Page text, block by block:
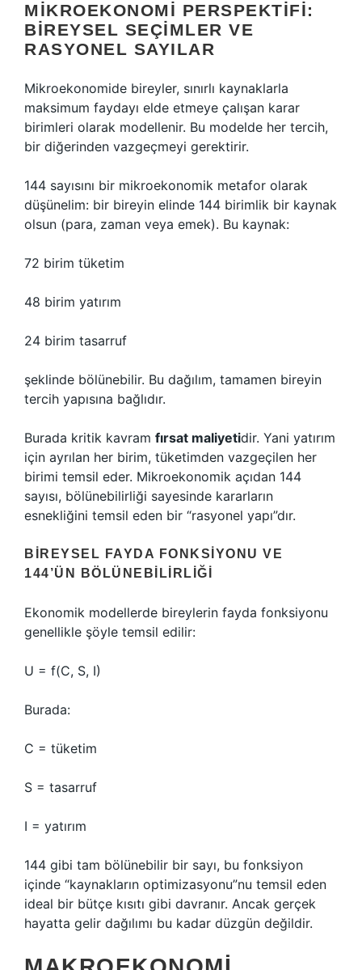
MIKROEKONOMI PERSPEKTIFI:
BIREYSEL SEÇIMLER VE
RASYONEL SAYILAR
Mikroekonomide bireyler, sınırlı kaynaklarla
maksimum faydayı elde etmeye çalışan karar
birimleri olarak modellenir. Bu modelde her tercih,
bir diğerinden vazgeçmeyi gerektirir.
144 sayısını bir mikroekonomik metafor olarak
düşünelim: bir bireyin elinde 144 birimlik bir kaynak
olsun (para, zaman veya emek). Bu kaynak:
72 birim tüketim
48 birim yatırım
24 birim tasarruf
şeklinde bölünebilir. Bu dağılım, tamamen bireyin
tercih yapısına bağlıdır.
Burada kritik kavram fırsat maliyetidir. Yani yatırım
için ayrılan her birim, tüketimden vazgeçilen her
birimi temsil eder. Mikroekonomik açıdan 144
sayısı, bölünebilirliği sayesinde kararların
esnekliğini temsil eden bir “rasyonel yapı”dır.
BIREYSEL FAYDA FONKSIYONU VE
144’ÜN BÖLÜNEBILIRLIĞI
Ekonomik modellerde bireylerin fayda fonksiyonu
genellikle şöyle temsil edilir:
U = f(C, S, I)
Burada:
C = tüketim
S = tasarruf
I = yatırım
144 gibi tam bölünebilir bir sayı, bu fonksiyon
içinde “kaynakların optimizasyonu”nu temsil eden
ideal bir bütçe kısıtı gibi davranır. Ancak gerçek
hayatta gelir dağılımı bu kadar düzgün değildir.